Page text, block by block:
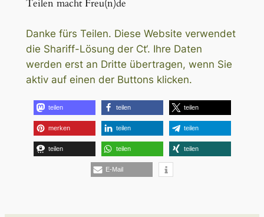
Teilen macht Freu(n)de
Danke fürs Teilen. Diese Website verwendet
die Shariff-Lösung der Ct‘. Ihre Daten
werden erst an Dritte übertragen, wenn Sie
aktiv auf einen der Buttons klicken.
teilen teilen teilen
merken teilen teilen
teilen teilen teilen
E-Mail